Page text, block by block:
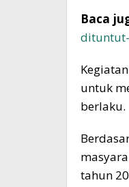
Baca
untuk
berlaku.
tahun